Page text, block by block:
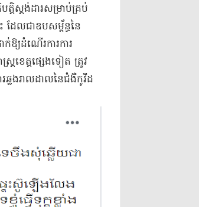
តិ​ស្តង់ដារ​សម្រាប់​គ្រប់
ដែលជា​ឧបសម្ព័ន្ធ​នៃ​
ឱ្យ​ដំណើរការ​ការ
ខេត្ត​ផ្សេងទៀត ត្រូវ​
លង​រាលដាល​នៃ​ជំងឺ​កូ​វីដ​